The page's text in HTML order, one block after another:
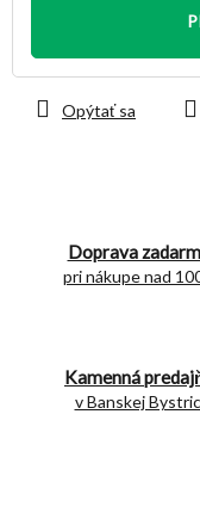
Doprava
pri nákupe nad
Kamenná
v Banskej
Opýtať sa